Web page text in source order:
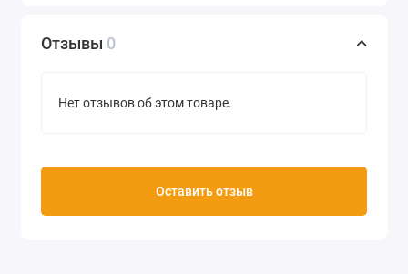
Отзывы 0
Нет отзывов об этом товаре.
Оставить отзыв